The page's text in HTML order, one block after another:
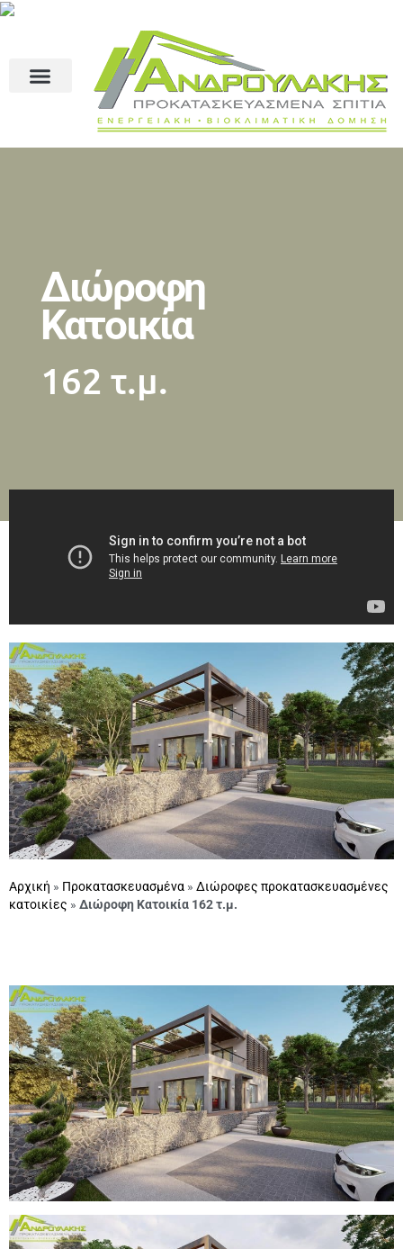
Διώροφη
Κατοικία
162 τ.μ.
Αρχική » Προκατασκευασμένα » Διώροφες προκατασκευασμένες
κατοικίες » Διώροφη Κατοικία 162 τ.μ.